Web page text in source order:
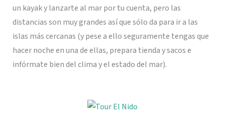
un kayak y lanzarte al mar por tu cuenta, pero las
distancias son muy grandes así que sólo da para ir a las
islas más cercanas (y pese a ello seguramente tengas que
hacer noche en una de ellas, prepara tienda y sacos e
infórmate bien del clima y el estado del mar).